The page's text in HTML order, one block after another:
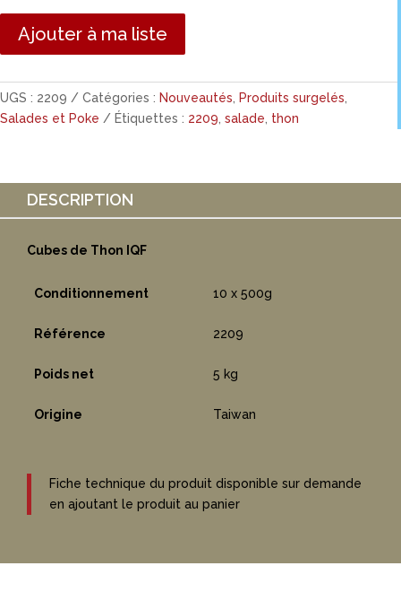
Ajouter à ma liste
UGS : 2209 Catégories : Nouveautés Produits surgelés
Salades et Poke
Étiquettes : 2209 salade thon
DESCRIPTION
Cubes de Thon IQF
Conditionnement 10 x 500g
Référence 2209
Poids net 5 kg
Origine Taiwan
Fiche technique du produit disponible sur demande
en ajoutant le produit au panier